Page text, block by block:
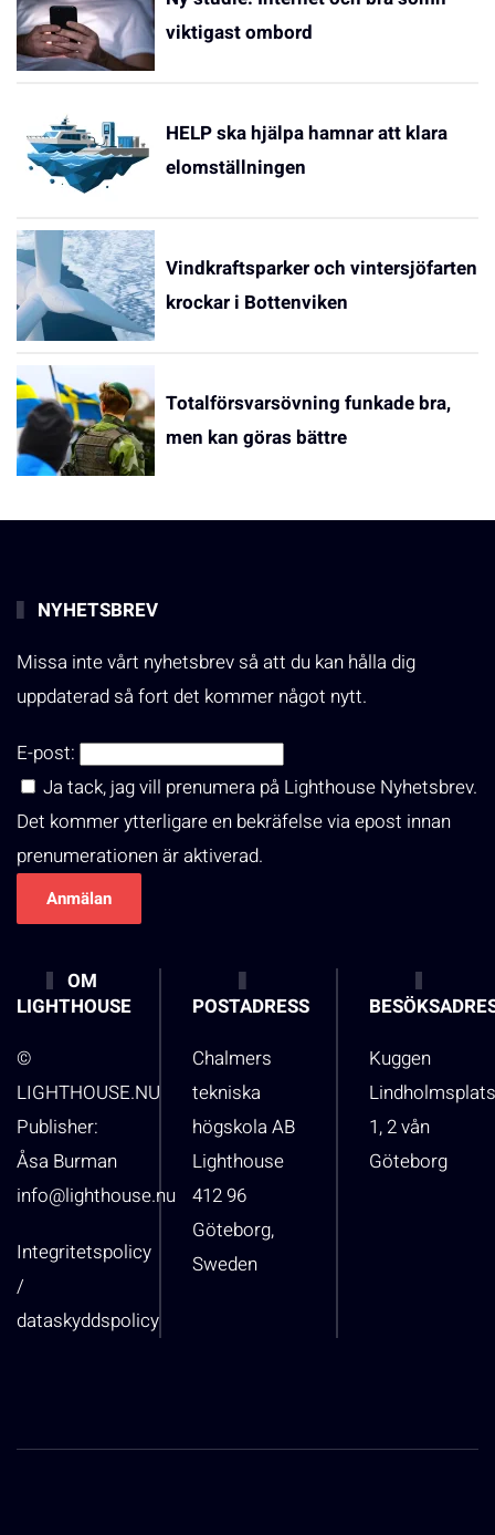
viktigast ombord
HELP ska hjälpa hamnar att klara
elomställningen
Vindkraftsparker och vintersjöfarten
krockar i Bottenviken
Totalförsvarsövning funkade bra,
men kan göras bättre
NYHETSBREV
Missa inte vårt nyhetsbrev så att du kan hålla dig
uppdaterad så fort det kommer något nytt.
E-post:
Ja tack, jag vill prenumera på Lighthouse Nyhetsbrev.
Det kommer ytterligare en bekräfelse via epost innan
prenumerationen är aktiverad.
OM
LIGHTHOUSE
©
LIGHTHOUSE.NU
Publisher:
Åsa Burman
info@lighthouse.nu
Integritetspolicy
/
dataskyddspolicy
POSTADRESS
Chalmers
tekniska
högskola AB
Lighthouse
412 96
Göteborg,
Sweden
Kuggen
1, 2 vån
Göteborg